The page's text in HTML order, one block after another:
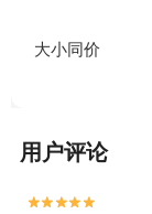
大小同价
用户评论

